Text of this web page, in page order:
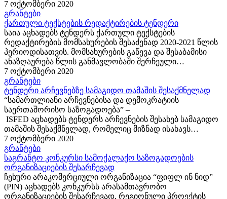
იგი ცენტრალურ და აღმოსავლეთ ევროპის, ასევე
პოსტსაბჭოთა...
7 ოქტომბერი 2020
გრანტები
ქართული ტექსტების რედაქტირების ტენდერი
საია აცხადებს ტენდერს ქართული ტექსტების
რედაქტირების მომსახურების შესაძენად 2020-2021 წლის
პერიოდისათვის. მომსახურების გაწევა და შესაბამისი
ანაზღაურება წლის განმავლობაში შერჩეული
პირებისაგან მოხდება საჭიროებების შესაბამისად.
განაცხადები მიიღება ელექტრონული ფორმით ქვემოთ
მითითებული მოთხოვნების...
7 ოქტომბერი 2020
გრანტები
ტენდერი არჩევნებზე სამაგიდო თამაშის შესაქმნელად
“სამართლიანი არჩევნებისა და დემოკრატიის
საერთაშორისო საზოგადოება” –
ISFED აცხადებს ტენდერს არჩევნების შესახებ სამაგიდო
თამაშის შესაქმნელად, რომელიც მიზნად ისახავს
აუდიტორიისათვის არჩევნებთან დაკავშირებული
თემების და ტერმინების თამაშის გზით გაცნობას.
ტენდერში მონაწილე კომპანიებმა უნდა უზრუნველყონ
სამაგიდო...
7 ოქტომბერი 2020
გრანტები
საგრანტო კონკურსი სამოქალაქო საზოგადოების
ორგანიზაციების შესარჩევად
ჩეხური არაკომერციული ორგანიზაცია “ფიფლ ინ ნიდ”
(PIN) აცხადებს კონკურსს არასამთავრობო
ორგანიზაციების შესარჩევად, რეგიონული პროექტის